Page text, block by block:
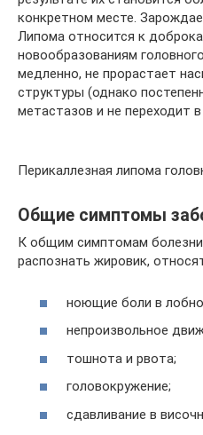
конкретном месте.
Липома относится к
новообразованиям
медленно, не прорастает
структуры (однако
метастазов и не переходит в
Перикаллезная липома
Общие симптомы
К общим симптомам
распознать жировик,
ноющие боли в
непроизвольное
тошнота и рвота;
головокружение;
сдавливание в